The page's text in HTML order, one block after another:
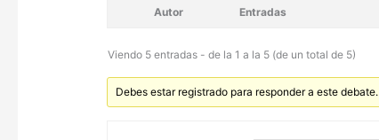
Autor Entradas
Viendo 5 entradas - de la 1 a la 5 (de un total de 5)
Debes estar registrado para responder a este debate.